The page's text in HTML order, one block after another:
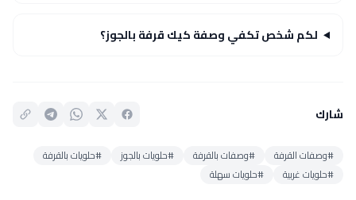
لكم شخص تكفي وصفة كيك قرفة بالجوز؟
شارك
#وصفات القرفة #وصفات بالقرفة #حلويات بالجوز
#حلويات بالقرفة
#حلويات غربية
#حلويات سهلة